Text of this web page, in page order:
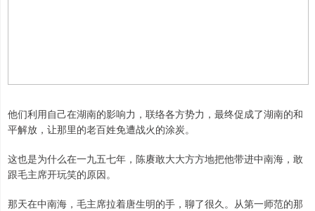
他们利用自己在湖南的影响力，联络各方势力，最终促成了湖南的和
平解放，让那里的老百姓免遭战火的涂炭。
这也是为什么在一九五七年，陈赓敢大大方方地把他带进中南海，敢
跟毛主席开玩笑的原因。
那天在中南海，毛主席拉着唐生明的手，聊了很久。从第一师范的那